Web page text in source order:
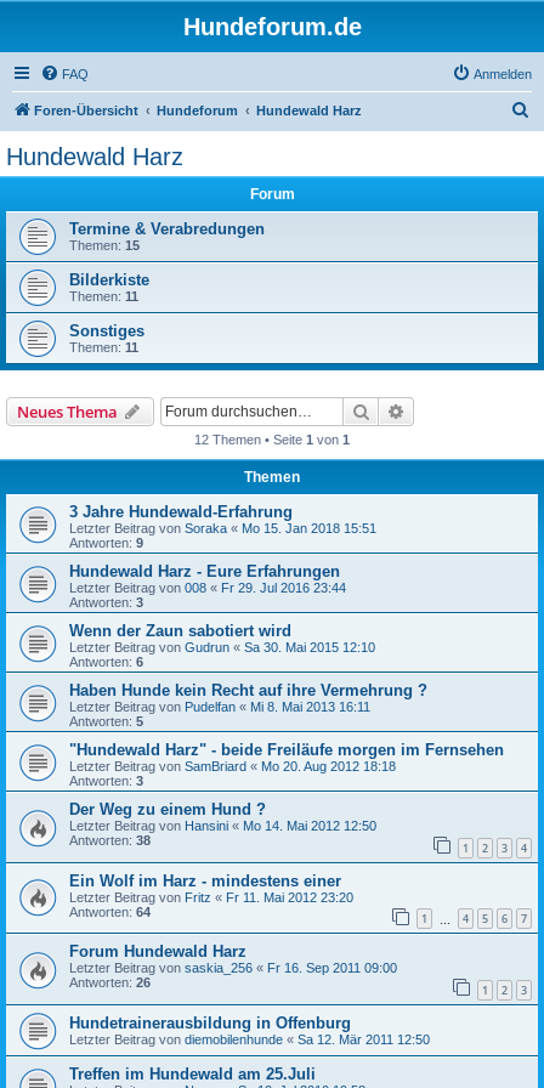
Hundeforum.de
FAQ Anmelden
Foren-Übersicht Hundeforum Hundewald Harz
Hundewald Harz
Forum
Termine & Verabredungen
Themen: 15
Bilderkiste
Themen: 11
Sonstiges
Themen: 11
Neues Thema Suche
12 Themen • Seite 1 von 1
Themen
3 Jahre Hundewald-Erfahrung
Letzter Beitrag von Soraka « Mo 15. Jan 2018 15:51
Antworten: 9
Hundewald Harz - Eure Erfahrungen
Letzter Beitrag von 008 « Fr 29. Jul 2016 23:44
Antworten: 3
Wenn der Zaun sabotiert wird
Letzter Beitrag von Gudrun « Sa 30. Mai 2015 12:10
Antworten: 6
Haben Hunde kein Recht auf ihre Vermehrung ?
Letzter Beitrag von Pudelfan « Mi 8. Mai 2013 16:11
Antworten: 5
"Hundewald Harz" - beide Freiläufe morgen im Fernsehen
Letzter Beitrag von SamBriard « Mo 20. Aug 2012 18:18
Antworten: 3
Der Weg zu einem Hund ?
Letzter Beitrag von Hansini « Mo 14. Mai 2012 12:50
Antworten: 38 1 2 3 4
Ein Wolf im Harz - mindestens einer
Letzter Beitrag von Fritz « Fr 11. Mai 2012 23:20
Antworten: 64 1 4 5 6 7
Forum Hundewald Harz
Letzter Beitrag von saskia_256 « Fr 16. Sep 2011 09:00
Antworten: 26 1 2 3
Hundetrainerausbildung in Offenburg
Letzter Beitrag von diemobilenhunde « Sa 12. Mär 2011 12:50
Treffen im Hundewald am 25.Juli